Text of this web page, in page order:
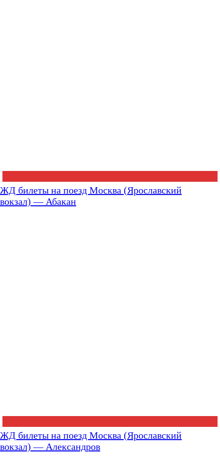
ЖД билеты на поезд Москва (Ярославский
вокзал) — Абакан
ЖД билеты на поезд Москва (Ярославский
вокзал) — Александров